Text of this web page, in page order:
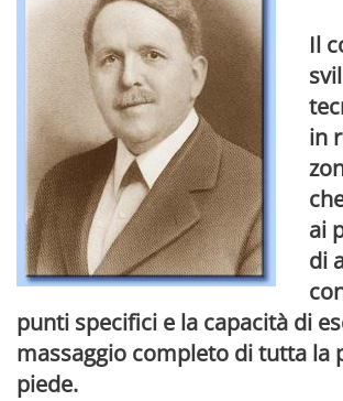
Il
in
ai
di
punti specifici e la capacità di
massaggio completo di tutta la
piede.